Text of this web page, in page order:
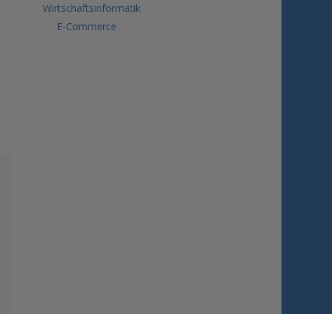
Wirtschaftsinformatik
E-Commerce